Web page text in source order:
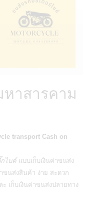
หาสารคาม
transport Cash on
ไบค์ แบบเก็บเงินค่าขนส่ง
ขนส่งสินค้า ง่าย สะดวก
เก็บเงินค่าขนส่งปลายทาง